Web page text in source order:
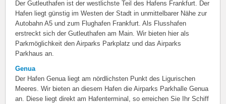
Der Gutleuthafen ist der westlichste Teil des Hafens Frankfurt. Der
Hafen liegt günstig im Westen der Stadt in unmittelbarer Nähe zur
Autobahn A5 und zum Flughafen Frankfurt. Als Flusshafen
erstreckt sich der Gutleuthafen am Main. Wir bieten hier als
Parkmöglichkeit den Airparks Parkplatz und das Airparks
Parkhaus an.
Genua
Der Hafen Genua liegt am nördlichsten Punkt des Ligurischen
Meeres. Wir bieten an diesem Hafen die Airparks Parkhalle Genua
an. Diese liegt direkt am Hafenterminal, so erreichen Sie Ihr Schiff